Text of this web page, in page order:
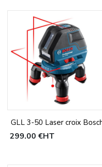
GLL 3-50 Laser croix
299,00 €HT